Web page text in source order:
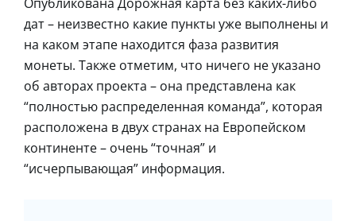
дат – неизвестно какие пункты уже выполнены и
на каком этапе находится фаза развития
монеты. Также отметим, что ничего не указано
об авторах проекта – она представлена как
“полностью распределенная команда”, которая
расположена в двух странах на Европейском
континенте – очень “точная” и
“исчерпывающая” информация.